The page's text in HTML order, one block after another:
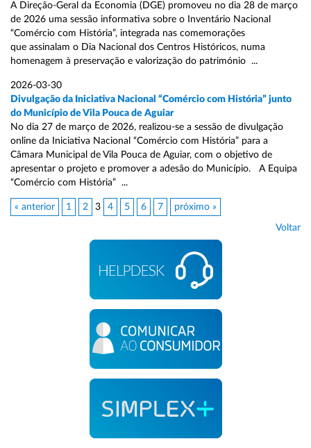
A Direção-Geral da Economia (DGE) promoveu no dia 28 de março
de 2026 uma sessão informativa sobre o Inventário Nacional
“Comércio com História”, integrada nas comemorações
que assinalam o Dia Nacional dos Centros Históricos, numa
homenagem à preservação e valorização do património ...
2026-03-30
Divulgação da Iniciativa Nacional “Comércio com História” junto
do Município de Vila Pouca de Aguiar
No dia 27 de março de 2026, realizou-se a sessão de divulgação
online da Iniciativa Nacional “Comércio com História” para a
Câmara Municipal de Vila Pouca de Aguiar, com o objetivo de
apresentar o projeto e promover a adesão do Município. A Equipa
“Comércio com História” ...
« anterior 1 2 3 4 5 6 7 próximo »
Voltar